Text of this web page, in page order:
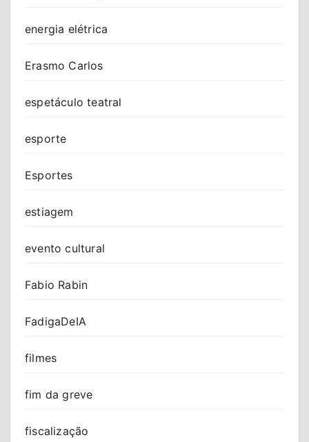
energia elétrica
Erasmo Carlos
espetáculo teatral
esporte
Esportes
estiagem
evento cultural
Fabio Rabin
FadigaDeIA
filmes
fim da greve
fiscalização